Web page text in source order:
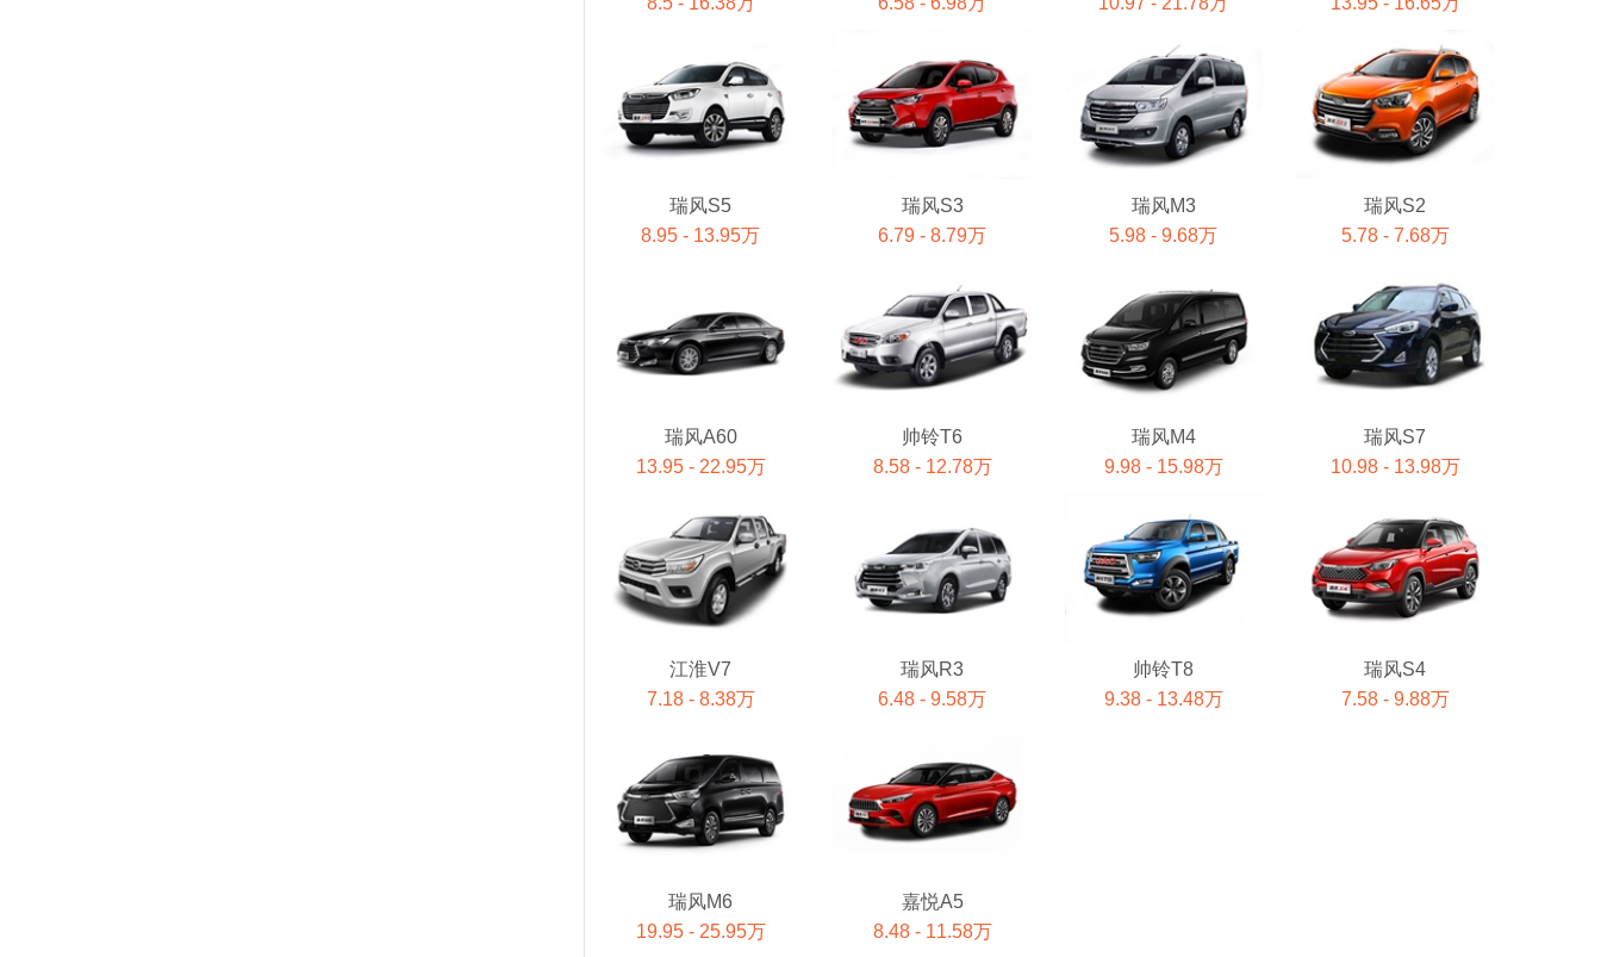
瑞风S5
8.95 - 13.95万
瑞风S3
6.79 - 8.79万
瑞风M3
5.98 - 9.68万
瑞风S2
5.78 - 7.68万
瑞风A60
13.95 - 22.95万
帅铃T6
8.58 - 12.78万
瑞风M4
9.98 - 15.98万
瑞风S7
10.98 - 13.98万
江淮V7
7.18 - 8.38万
瑞风R3
6.48 - 9.58万
帅铃T8
9.38 - 13.48万
瑞风S4
7.58 - 9.88万
瑞风M6
19.95 - 25.95万
嘉悦A5
8.48 - 11.58万